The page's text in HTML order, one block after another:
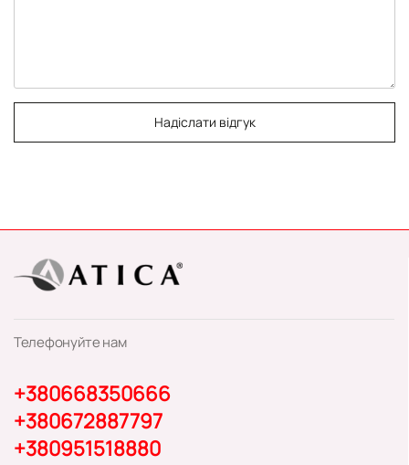
Надіслати відгук
Телефонуйте нам
+380668350666
+380672887797
+380951518880